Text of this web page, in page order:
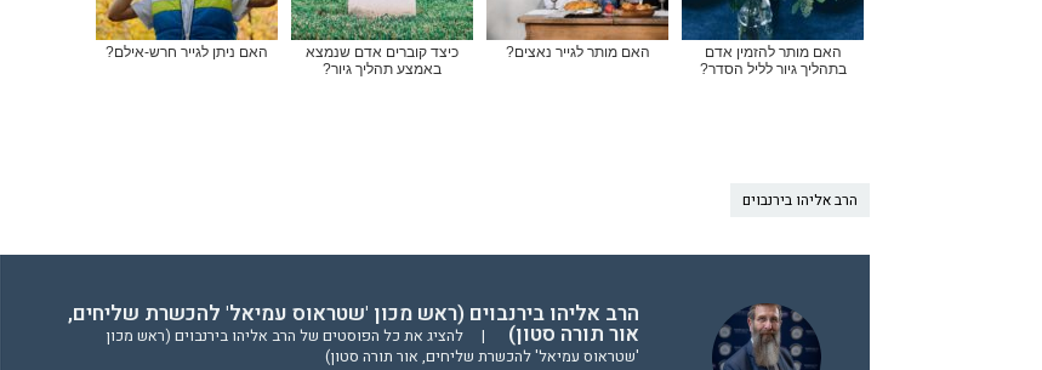
האם מותר להזמין אדם
בתהליך גיור לליל הסדר?
האם מותר לגייר נאצים?
כיצד קוברים אדם שנמצא
באמצע תהליך גיור?
האם ניתן לגייר חרש-אילם?
הרב אליהו בירנבוים
הרב אליהו בירנבוים (ראש מכון 'שטראוס עמיאל' להכשרת שליחים,
אור תורה סטון) |
להציג את כל הפוסטים של הרב אליהו בירנבוים (ראש מכון
'שטראוס עמיאל' להכשרת שליחים, אור תורה סטון)